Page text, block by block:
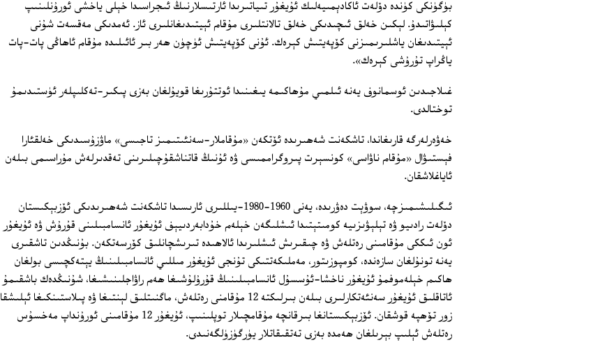
بۈگۈنكى كۈندە دۆلەت ئاكادېمىيەلىك ئۇيغۇر تىياتىرىدا ئارتىسلارنىڭ ئىجراسىدا خېلى ياخشى ئورۇنلىنىپ
كېلىۋاتىدۇ. لېكىن خەلق ئىچىدىكى خەلق تالانتلىرى مۇقام ئېيتىدىغانلىرى ئاز. ئەمدىكى مەقسەت شۇنى
ئېيتىدىغان ياشلىرىمىزنى كۆپەيتىش كېرەك. ئۇنى كۆپەيتىش ئۈچۈن ھەر بىر ئائىلىدە مۇقام ئاھاڭى پات-پات
ياڭراپ تۇرۇشى كېرەك».
غىلاجىدىن ئوسمانوف يەنە ئىلمىي مۇھاكىمە يىغىنىدا ئوتتۇرىغا قويۇلغان بەزى پىكىر-تەكلىپلەر ئۈستىدىمۇ
توختالدى.
خەۋەرلەرگە قارىغاندا، تاشكەنت شەھىرىدە ئۆتكەن «مۇقاملار-سەنئىتىمىز تاجىسى» ماۋزۇسىدىكى خەلقئارا
فېستىۋال «مۇقام ناۋاسى» كونسېرت پىروگراممىسى ۋە ئۇنىڭ قاتناشقۇچىلىرىنى تەقدىرلەش مۇراسىمى بىلەن
ئاياغلاشقان.
ئىگىلىشىمىزچە، سوۋېت دەۋرىدە، يەنى 1960-1980-يىللىرى ئارىسىدا تاشكەنت شەھىرىدىكى ئۆزبېكىستان
دۆلەت رادىيو ۋە تېلېۋىزىيە كومىتېتىدا ئىشلىگەن خېلەم خۇدابەردىيېف ئۇيغۇر ئانسامبىلىنى قۇرۇش ۋە ئۇيغۇر
ئون ئىككى مۇقامىنى رەتلەش ۋە چىقىرىش ئىشلىرىدا ئالاھىدە تىرىشچانلىق كۆرسەتكەن. بۇنىڭدىن تاشقىرى
يەنە تونۇلغان سازەندە، كومپوزىتور، مەملىكەتتىكى تۇنجى ئۇيغۇر مىللىي ئانسامبىلىنىڭ يېتەكچىسى بولغان
ھاكىم خېلەموفمۇ ئۇيغۇر ناخشا-ئۇسسۇل ئانسامبىلىنىڭ قۇرۇلۇشىغا ھەم راۋاجلىنىشىغا، شۇنىڭدەك باشقىمۇ
ئاتاقلىق ئۇيغۇر سەنئەتكارلىرى بىلەن بىرلىكتە 12 مۇقامنى رەتلەش، ماگنىتلىق لېنتىغا ۋە پىلاستىنكىغا ئېلىشقا
زور تۆھپە قوشقان. ئۆزبېكىستانغا بىرقانچە مۇقامچىلار توپلىنىپ، ئۇيغۇر 12 مۇقامىنى ئورۇنداپ مەخسۇس
رەتلەش ئېلىپ بېرىلغان ھەمدە بەزى تەتقىقاتلار يۈرگۈزۈلگەنىدى.